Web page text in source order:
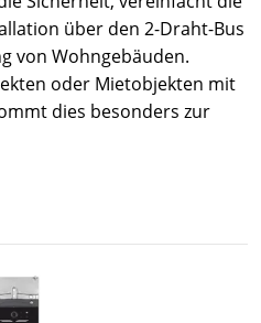
über den 2-Draht-Bus
von Wohngebäuden.
oder Mietobjekten mit
dies besonders zur